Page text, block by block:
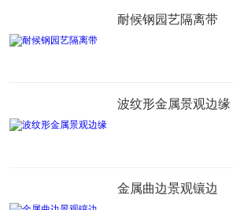
耐候钢园艺隔离带
波纹形金属景观边缘
金属曲边景观镶边